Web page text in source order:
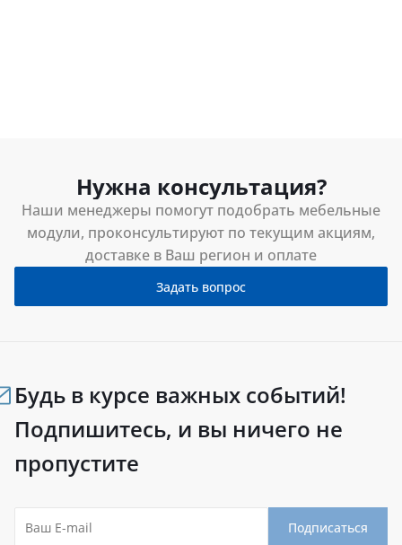
Нужна консультация?
Наши менеджеры помогут подобрать мебельные
модули, проконсультируют по текущим акциям,
доставке в Ваш регион и оплате
Задать вопрос
Будь в курсе важных событий!
Подпишитесь, и вы ничего не
пропустите
Подписаться